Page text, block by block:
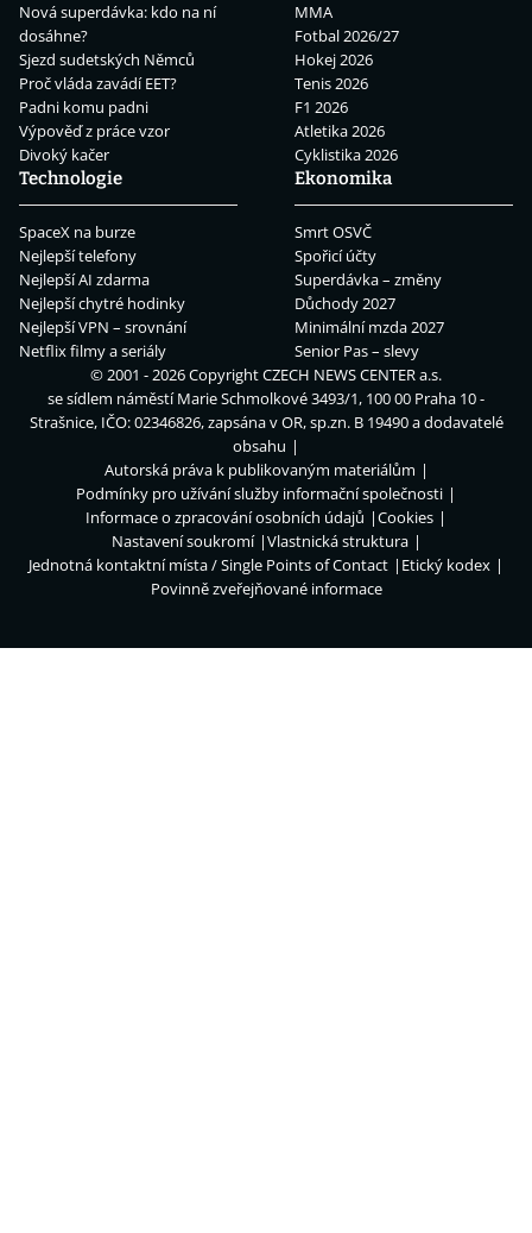
Nová superdávka: kdo na ní
dosáhne?
Sjezd sudetských Němců
Proč vláda zavádí EET?
Padni komu padni
Výpověď z práce vzor
Divoký kačer
MMA
Fotbal 2026/27
Hokej 2026
Tenis 2026
F1 2026
Atletika 2026
Cyklistika 2026
Technologie
SpaceX na burze
Nejlepší telefony
Nejlepší AI zdarma
Nejlepší chytré hodinky
Nejlepší VPN – srovnání
Netflix filmy a seriály
Ekonomika
Smrt OSVČ
Spořicí účty
Superdávka – změny
Důchody 2027
Minimální mzda 2027
Senior Pas – slevy
© 2001 - 2026 CopyrightCZECH NEWS CENTER a.s.
se sídlem náměstí Marie Schmolkové 3493/1, 100 00 Praha 10 -
Strašnice, IČO: 02346826, zapsána v OR, sp.zn. B 19490 a dodavatelé
obsahu
Autorská práva k publikovaným materiálům
Podmínky pro užívání služby informační společnosti
Informace o zpracování osobních údajů
Cookies
Nastavení soukromí
Vlastnická struktura
Jednotná kontaktní místa / Single Points of Contact
Etický kodex
Povinně zveřejňované informace